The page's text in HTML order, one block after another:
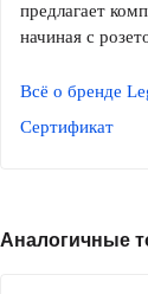
предлагает
начиная с
Всё о бренде
Сертификат
Аналогичные